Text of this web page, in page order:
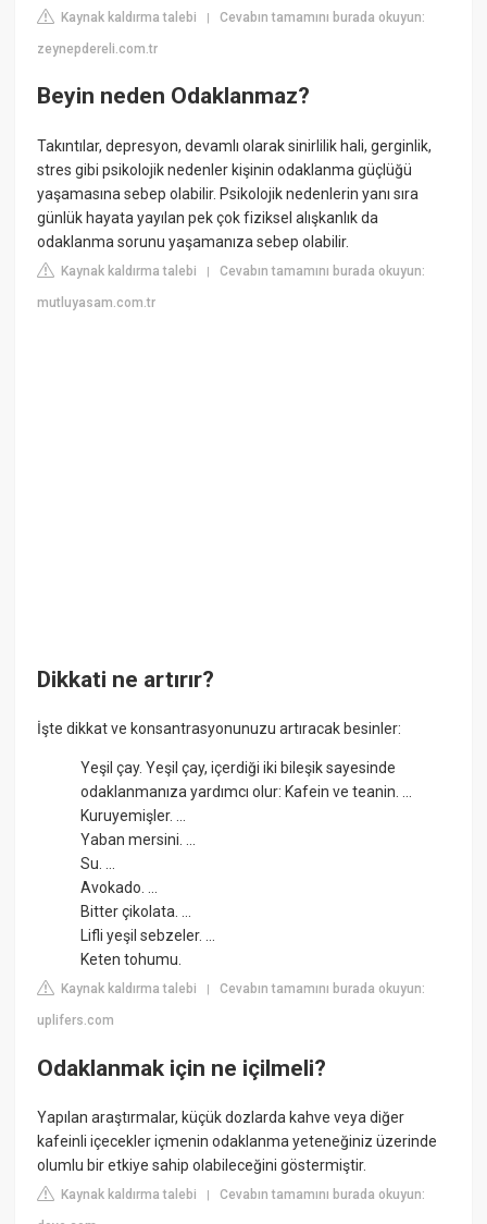
Kaynak kaldırma talebi |Cevabın tamamını burada okuyun:
zeynepdereli.com.tr
Beyin neden Odaklanmaz?
Takıntılar, depresyon, devamlı olarak sinirlilik hali, gerginlik,
stres gibi psikolojik nedenler kişinin odaklanma güçlüğü
yaşamasına sebep olabilir. Psikolojik nedenlerin yanı sıra
günlük hayata yayılan pek çok fiziksel alışkanlık da
odaklanma sorunu yaşamanıza sebep olabilir.
Kaynak kaldırma talebi |Cevabın tamamını burada okuyun:
mutluyasam.com.tr
Dikkati ne artırır?
İşte dikkat ve konsantrasyonunuzu artıracak besinler:
Yeşil çay. Yeşil çay, içerdiği iki bileşik sayesinde
odaklanmanıza yardımcı olur: Kafein ve teanin. ...
Kuruyemişler. ...
Yaban mersini. ...
Su. ...
Avokado. ...
Bitter çikolata. ...
Lifli yeşil sebzeler. ...
Keten tohumu.
Kaynak kaldırma talebi |Cevabın tamamını burada okuyun:
uplifers.com
Odaklanmak için ne içilmeli?
Yapılan araştırmalar, küçük dozlarda kahve veya diğer
kafeinli içecekler içmenin odaklanma yeteneğiniz üzerinde
olumlu bir etkiye sahip olabileceğini göstermiştir.
Kaynak kaldırma talebi |Cevabın tamamını burada okuyun: